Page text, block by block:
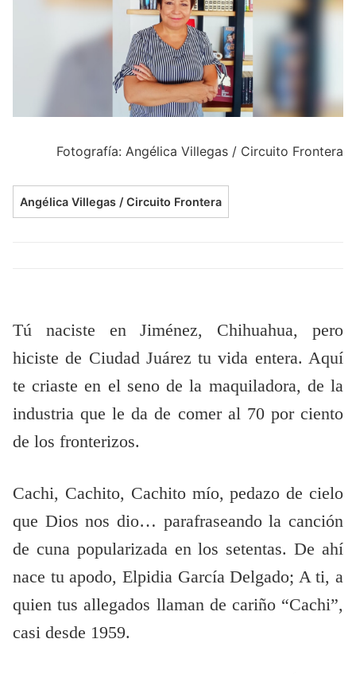
Fotografía: Angélica Villegas / Circuito Frontera
Angélica Villegas / Circuito Frontera
Tú naciste en Jiménez, Chihuahua, pero
hiciste de Ciudad Juárez tu vida entera. Aquí
te criaste en el seno de la maquiladora, de la
industria que le da de comer al 70 por ciento
de los fronterizos.
Cachi, Cachito, Cachito mío, pedazo de cielo
que Dios nos dio… parafraseando la canción
de cuna popularizada en los setentas. De ahí
nace tu apodo, Elpidia García Delgado; A ti, a
quien tus allegados llaman de cariño “Cachi”,
casi desde 1959.